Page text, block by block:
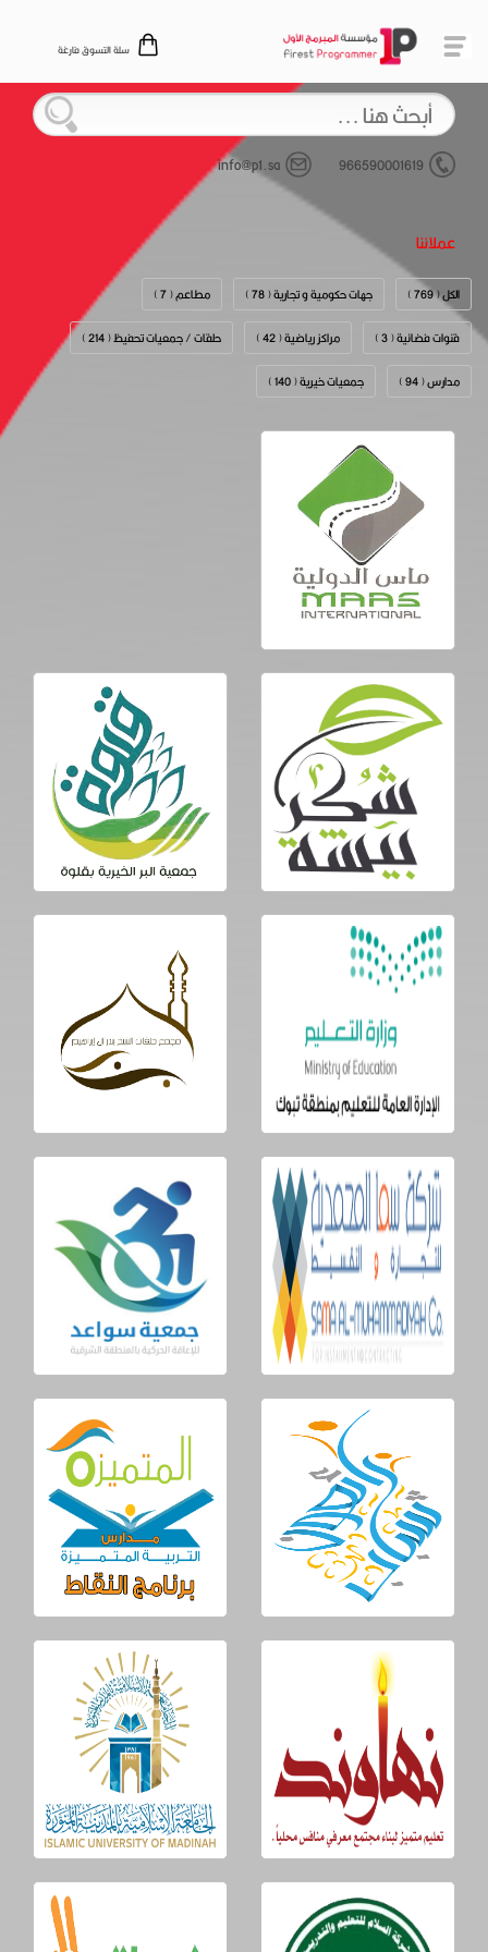
سلة التسوق فارغة
966590001619
info@p1.sa
عملائنا
الكل ( 769 ) جهات حكومية و تجارية ( 78 )
مطاعم ( 7 )
قنوات فضائية ( 3 )
مراكز رياضية ( 42 )
حلقات / جمعيات تحفيظ ( 214 )
مدارس ( 94 )
جمعيات خيرية ( 140 )